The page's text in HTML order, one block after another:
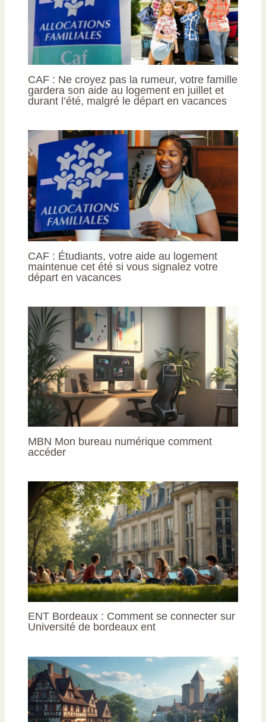
CAF : Ne croyez pas la rumeur, votre famille
gardera son aide au logement en juillet et
durant l’été, malgré le départ en vacances
CAF : Étudiants, votre aide au logement
maintenue cet été si vous signalez votre
départ en vacances
MBN Mon bureau numérique comment
accéder
ENT Bordeaux : Comment se connecter sur
Université de bordeaux ent